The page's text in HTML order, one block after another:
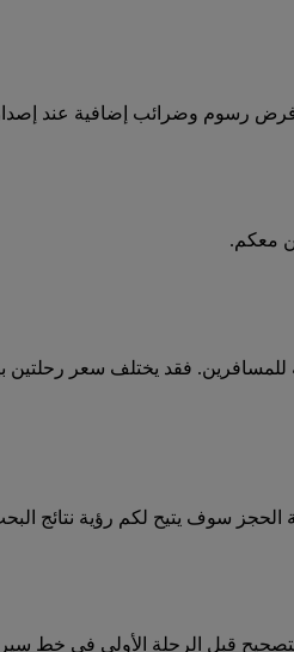
رسوم وضرائب إضافية عند إصدار
فقد يختلف سعر
سوف يتيح لكم رؤية نتائج
قبل الرحلة الأولى في خط